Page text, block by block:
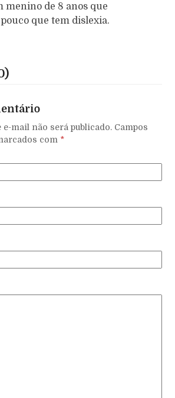
menino de 8 anos que
que tem dislexia.
e-mail não será publicado. Campos
com *